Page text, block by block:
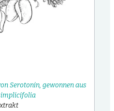
Serotonin, gewonnen aus